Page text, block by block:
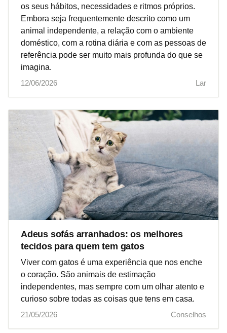
os seus hábitos, necessidades e ritmos próprios.
Embora seja frequentemente descrito como um
animal independente, a relação com o ambiente
doméstico, com a rotina diária e com as pessoas de
referência pode ser muito mais profunda do que se
imagina.
12/06/2026
Lar
Adeus sofás arranhados: os melhores
tecidos para quem tem gatos
Viver com gatos é uma experiência que nos enche
o coração. São animais de estimação
independentes, mas sempre com um olhar atento e
curioso sobre todas as coisas que tens em casa.
21/05/2026
Conselhos